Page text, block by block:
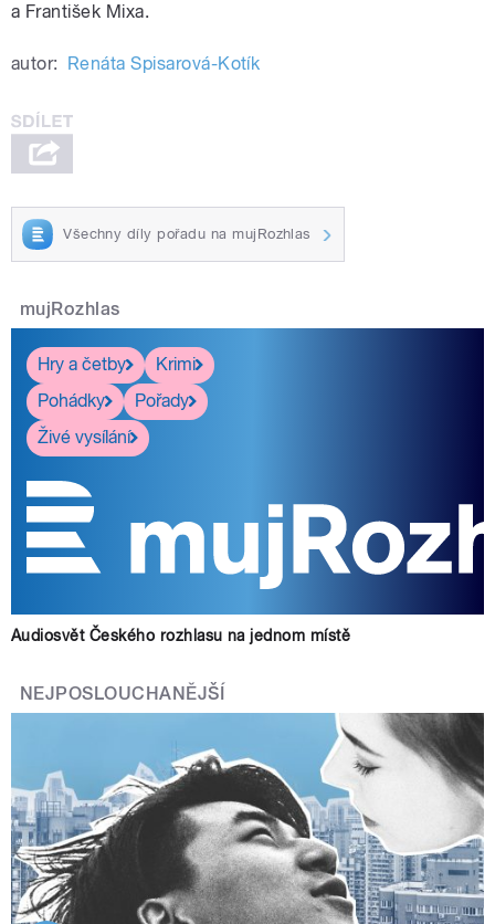
a František Mixa.
autor: Renáta Spisarová-Kotík
Všechny díly pořadu na mujRozhlas
mujRozhlas
Hry a četby
Krimi
Pohádky
Pořady
Živé vysílání
Audiosvět Českého rozhlasu na jednom místě
NEJPOSLOUCHANĚJŠÍ